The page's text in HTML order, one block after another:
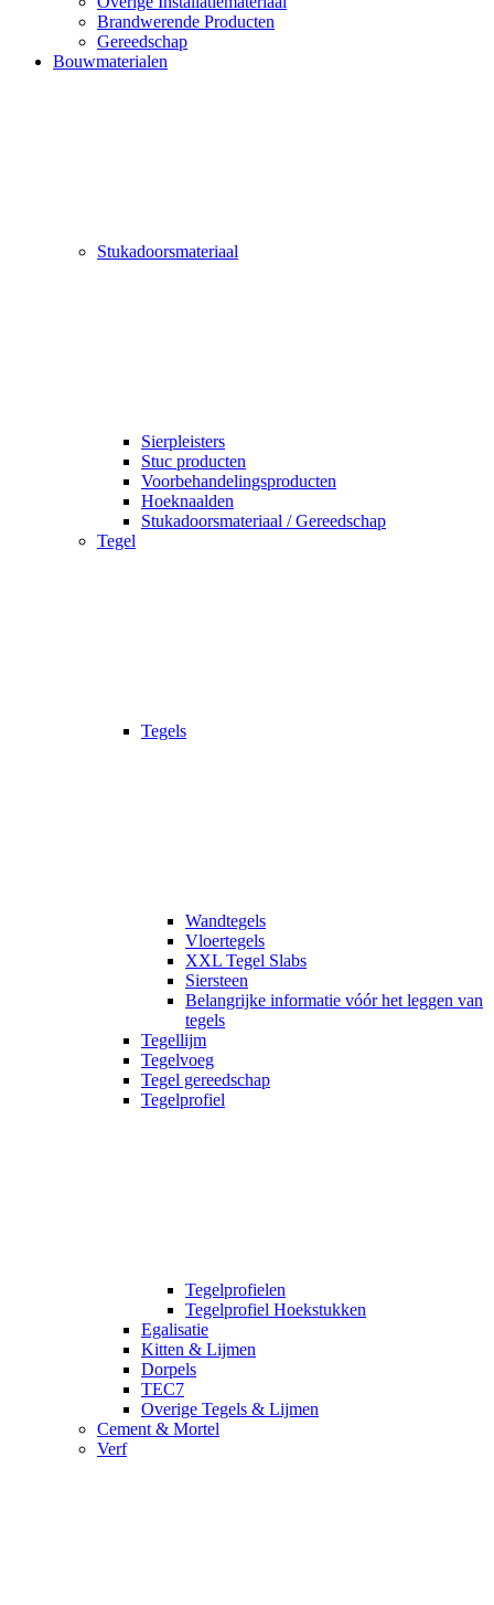
Brandwerende Producten
Gereedschap
Bouwmaterialen
Stukadoorsmateriaal
Sierpleisters
Stuc producten
Voorbehandelingsproducten
Hoeknaalden
Stukadoorsmateriaal / Gereedschap
Tegel
Tegels
Wandtegels
Vloertegels
XXL Tegel Slabs
Siersteen
Belangrijke informatie vóór het leggen van
tegels
Tegellijm
Tegelvoeg
Tegel gereedschap
Tegelprofiel
Tegelprofielen
Tegelprofiel Hoekstukken
Egalisatie
Kitten & Lijmen
Dorpels
TEC7
Overige Tegels & Lijmen
Cement & Mortel
Verf